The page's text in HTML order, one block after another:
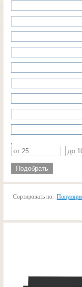
Подобрать
Сортировать по: